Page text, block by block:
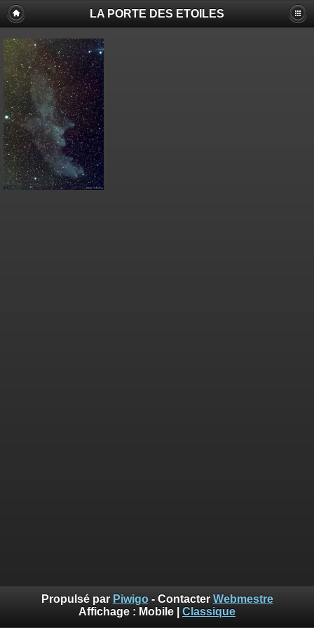
LA PORTE DES ETOILES
Propulsé par Piwigo- Contacter Webmestre
Affichage : Mobile Classique